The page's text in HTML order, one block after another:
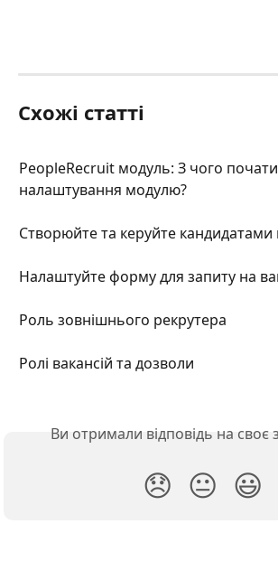
Схожі статті
PeopleRecruit модуль: З чого почати
налаштування модулю?
Створюйте та керуйте кандидатами
Налаштуйте форму для запиту на
Роль зовнішнього рекрутера
Ролі вакансій та дозволи
Ви отримали відповідь на своє
😞 😐 😃